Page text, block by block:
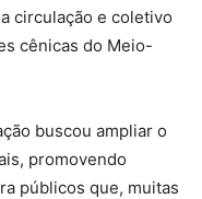
circulação e coletivo
cênicas do Meio-
buscou ampliar o
promovendo
públicos que, muitas